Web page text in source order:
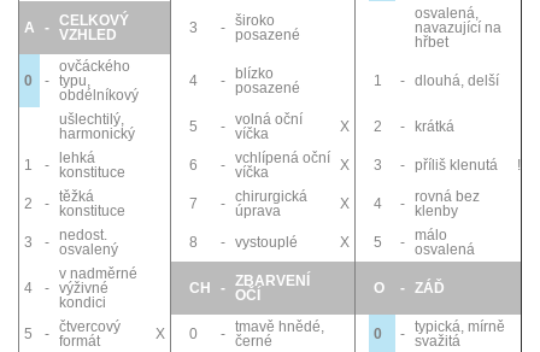
A - CELKOVÝ
VZHLED
3 - široko
posazené
osvalená,
navazující na
hřbet
0 -
ovčáckého
typu,
obdélníkový
4 -
blízko
posazené
1 - dlouhá, delší
ušlechtilý,
harmonický
5 - volná oční
víčka
X 2 - krátká
1 -
lehká
konstituce
6 - vchlípená oční
víčka
X 3 - příliš klenutá !
2 - těžká
konstituce
7 - chirurgická
úprava
X 4 - rovná bez
klenby
3
-
nedost.
osvalený
8 - vystouplé X 5 -
málo
osvalená
4 -
v nadměrné
výživné
kondici
CH - ZBARVENÍ
OČÍ
O - ZÁĎ
5 - čtvercový
formát
X 0 - tmavě hnědé,
černé
0 - typická, mírně
svažitá